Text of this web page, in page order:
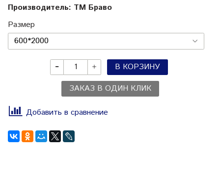
Производитель: ТМ Браво
Размер
В КОРЗИНУ
ЗАКАЗ В ОДИН КЛИК
Добавить в сравнение